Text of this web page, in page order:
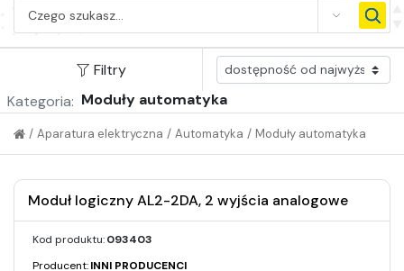
SEARCH
Filtry
Kategoria: Moduły automatyka
Moduły automatyka
/
Automatyka
/
Aparatura elektryczna
/
Moduł logiczny AL2-2DA, 2 wyjścia analogowe
Kod produktu:093403
Producent:INNI PRODUCENCI